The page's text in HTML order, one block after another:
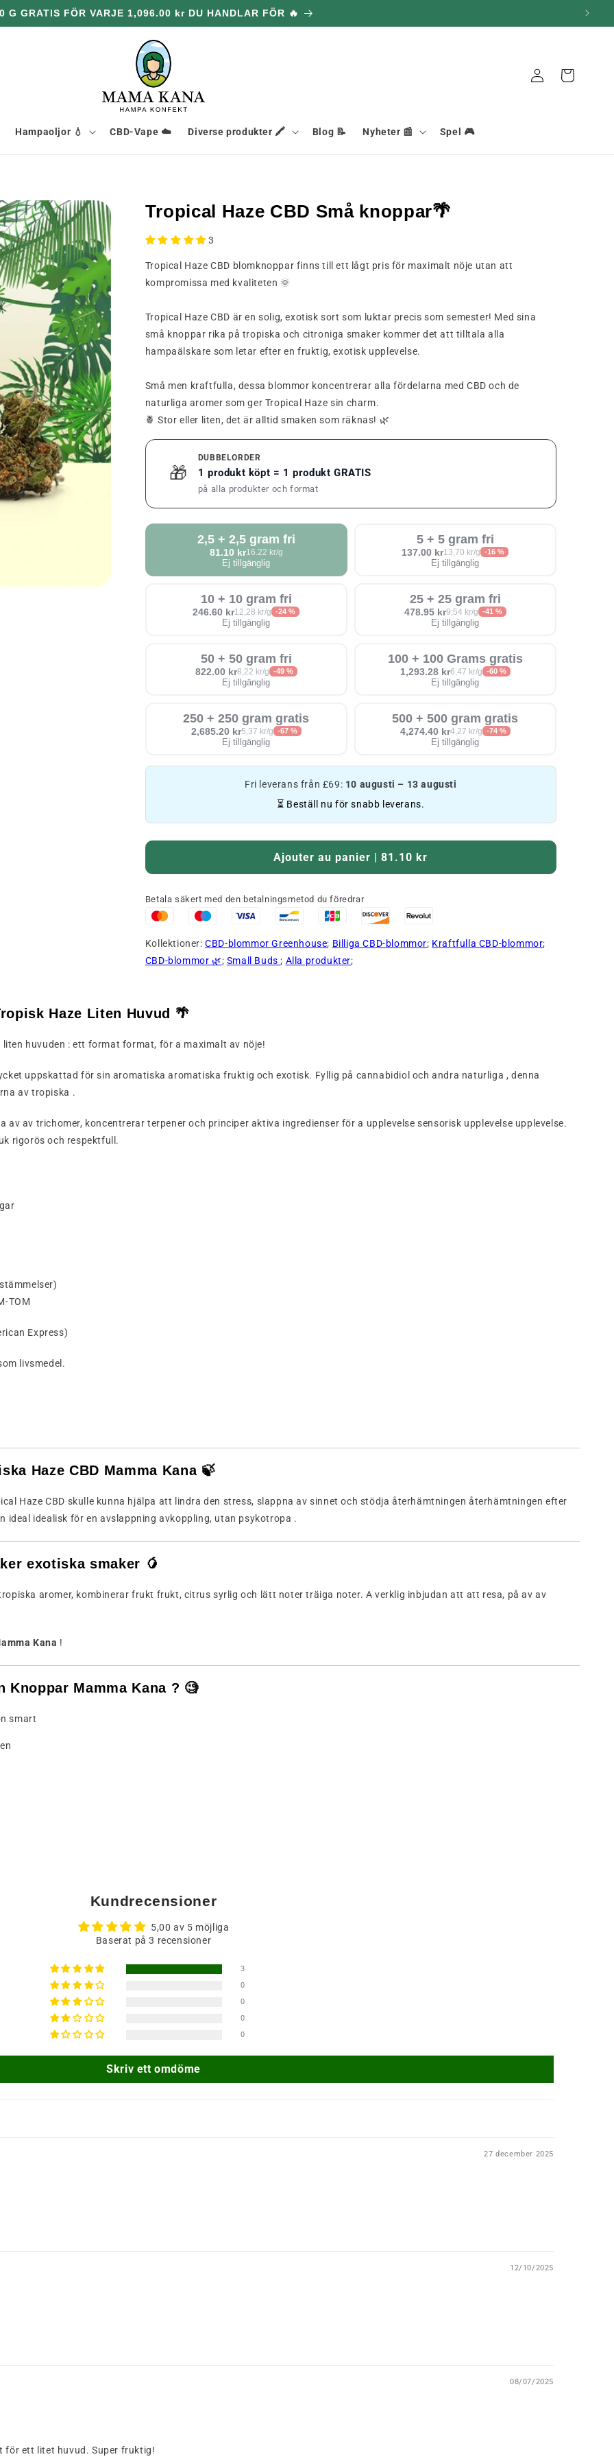
G GRATIS FÖR VARJE 1,096.00 kr DU HANDLAR FÖR 🔥
Hampaoljor 💧 CBD-Vape ☁️ Diverse produkter 🖍️ Blog 📝 Nyheter 📰 Spel 🎮
AnslutningKorg
Tropical Haze CBD Små knoppar🌴
3
Tropical Haze CBD blomknoppar finns till ett lågt pris för maximalt nöje utan att
kompromissa med kvaliteten 🌞
Tropical Haze CBD är en solig, exotisk sort som luktar precis som semester! Med sina
små knoppar rika på tropiska och citroniga smaker kommer det att tilltala alla
hampaälskare som letar efter en fruktig, exotisk upplevelse.
Små men kraftfulla, dessa blommor koncentrerar alla fördelarna med CBD och de
naturliga aromer som ger Tropical Haze sin charm.
🍍 Stor eller liten, det är alltid smaken som räknas! 🌿
🎁
DUBBELORDER
1 produkt köpt = 1 produkt GRATIS
på alla produkter och format
2,5 + 2,5 gram fri
81.10 kr16.22 kr/g
Ej tillgänglig
5 + 5 gram fri
137.00 kr13,70 kr/g -16 %
Ej tillgänglig
10 + 10 gram fri
246.60 kr12,28 kr/g -24 %
Ej tillgänglig
25 + 25 gram fri
478.95 kr9,54 kr/g -41 %
Ej tillgänglig
50 + 50 gram fri
822.00 kr8,22 kr/g -49 %
Ej tillgänglig
100 + 100 Grams gratis
1,293.28 kr6,47 kr/g -60 %
Ej tillgänglig
250 + 250 gram gratis
2,685.20 kr5,37 kr/g -67 %
Ej tillgänglig
500 + 500 gram gratis
4,274.40 kr4,27 kr/g -74 %
Ej tillgänglig
Fri leverans från £69: 10 augusti – 13 augusti
⏳ Beställ nu för snabb leverans.
Ajouter au panier | 81.10 kr
Betala säkert med den betalningsmetod du föredrar
Kollektioner:CBD-blommor Greenhouse; Billiga CBD-blommor; Kraftfulla CBD-blommor;
CBD-blommor 🌿; Small Buds; Alla produkter;
Haze Liten Huvud 🌴
liten huvuden :ett format format, föra maximalt av nöje!
uppskattad försin aromatiskaaromatiska fruktig ochexotisk. Fyllig på cannabidiol ochandra naturliga ,denna
avtropiska .
av av trichomer, koncentrerarterpeneroch principer aktiva ingredienser föra upplevelsesensorisk upplevelse upplevelse.
rigorösoch respektfull.
TOM
Express)
livsmedel.
HazeCBD Mamma Kana 🍃
HazeCBD skulle kunna hjälpa att lindraden stress, slappna avsinnetoch stödja återhämtningen återhämtningen efter
ideal idealisk fören avslappningavkoppling, utan psykotropa .
exotiska smaker 🥭
aromer, kombinerarfrukt frukt, citrussyrligoch lätt noterträiga noter. A verklig inbjudanatt att resa, påavav
Kana !
Knoppar Mamma Kana ? 🧐
smart
Kundrecensioner
5,00 av 5 möjliga
Baserat på 3 recensioner
3
0
0
0
0
Skriv ett omdöme
27 december 2025
12/10/2025
08/07/2025
för ett litet huvud. Super fruktig!